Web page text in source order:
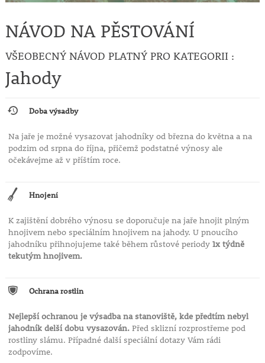
NÁVOD NA PĚSTOVÁNÍ
VŠEOBECNÝ NÁVOD PLATNÝ PRO KATEGORII :
Jahody
Doba výsadby
Na jaře je možné vysazovat jahodníky od března do května a na
podzim od srpna do října, přičemž podstatné výnosy ale
očekávejme až v příštím roce.
Hnojení
K zajištění dobrého výnosu se doporučuje na jaře hnojit plným
hnojivem nebo speciálním hnojivem na jahody. U pnoucího
jahodníku přihnojujeme také během růstové periody 1x týdně
tekutým hnojivem.
Ochrana rostlin
Nejlepší ochranou je výsadba na stanoviště, kde předtím nebyl
jahodník delší dobu vysazován.Před sklizní rozprostřeme pod
rostliny slámu. Případné další speciální dotazy Vám rádi
zodpovíme.